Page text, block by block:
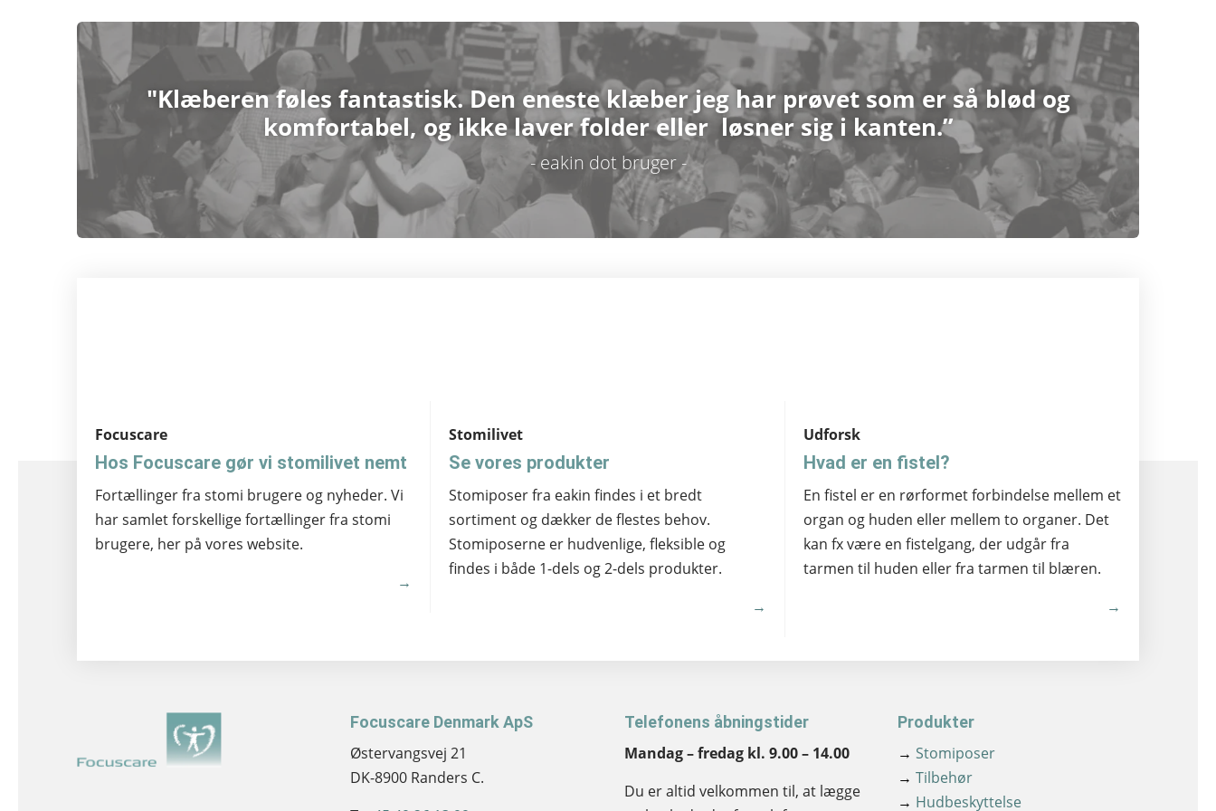
"Klæberen føles fantastisk. Den eneste klæber jeg har prøvet som er så blød og
komfortabel, og ikke laver folder eller løsner sig i kanten.”
- eakin dot bruger -
Focuscare
Hos Focuscare gør vi stomilivet nemt
Fortællinger fra stomi brugere og nyheder. Vi
har samlet forskellige fortællinger fra stomi
brugere, her på vores website.
→
Stomilivet
Se vores produkter
Stomiposer fra eakin findes i et bredt
sortiment og dækker de flestes behov.
Stomiposerne er hudvenlige, fleksible og
findes i både 1-dels og 2-dels produkter.
→
Udforsk
Hvad er en fistel?
En fistel er en rørformet forbindelse mellem et
organ og huden eller mellem to organer. Det
kan fx være en fistelgang, der udgår fra
tarmen til huden eller fra tarmen til blæren.
→
Focuscare Denmark ApS
Østervangsvej 21
DK-8900 Randers C.
Telefonens åbningstider
Mandag – fredag kl. 9.00 – 14.00
Du er altid velkommen til, at lægge
Produkter
→ Stomiposer
→ Tilbehør
→ Hudbeskyttelse